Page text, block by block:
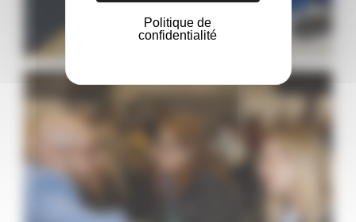
Politique de
confidentialité